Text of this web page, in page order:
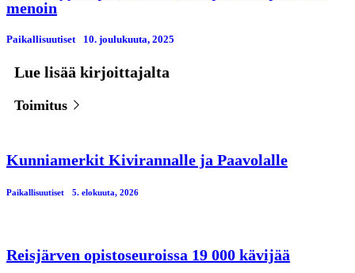
menoin
Paikallisuutiset 10. јoulukuuta, 2025
Lue lisää kirjoittajalta
Toimitus
Kunniamerkit Kivirannalle ja Paavolalle
Paikallisuutiset 5. elokuuta, 2026
Reisjärven opistoseuroissa 19 000 kävijää